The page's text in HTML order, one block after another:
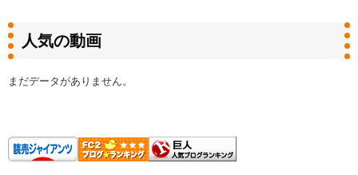
人気の動画
まだデータがありません。